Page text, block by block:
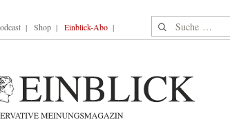
Shop Einblick-Abo Suche nach: